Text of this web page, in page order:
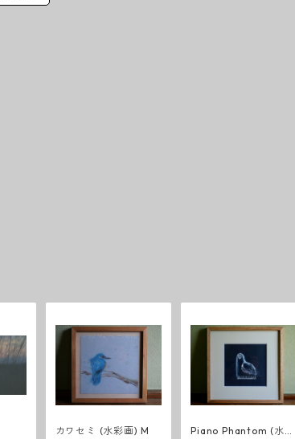
カワセミ (水彩画) M
Piano Phantom (水彩